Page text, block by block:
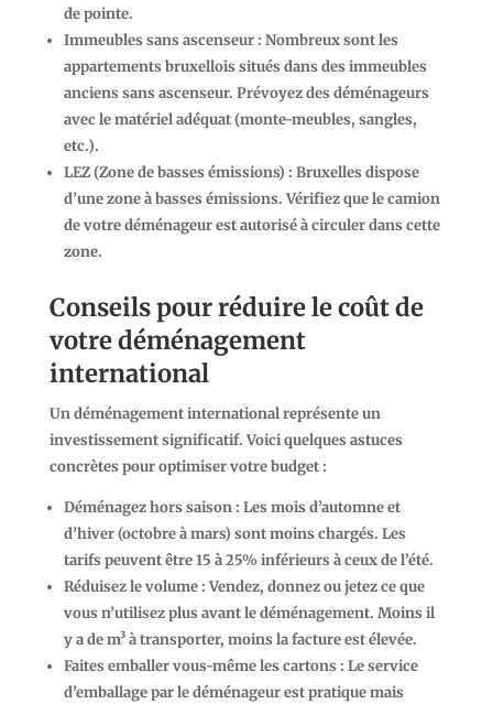
de pointe.
Immeubles sans ascenseur: Nombreux sont les
appartements bruxellois situés dans des immeubles
anciens sans ascenseur. Prévoyez des déménageurs
avec le matériel adéquat (monte-meubles, sangles,
etc.).
LEZ (Zone de basses émissions) : Bruxelles dispose
d’une zone à basses émissions. Vérifiez que le camion
de votre déménageur est autorisé à circuler dans cette
zone.
Conseils pour réduire le coût de
votre déménagement
international
Un déménagement international représente un
investissement significatif. Voici quelques astuces
concrètes pour optimiser votre budget :
Déménagez hors saison: Les mois d’automne et
d’hiver (octobre à mars) sont moins chargés. Les
tarifs peuvent être 15 à 25% inférieurs à ceux de l’été.
Réduisez le volume: Vendez, donnez ou jetez ce que
vous n’utilisez plus avant le déménagement. Moins il
y a de m³ à transporter, moins la facture est élevée.
Faites emballer vous-même les cartons : Le service
d’emballage par le déménageur est pratique mais